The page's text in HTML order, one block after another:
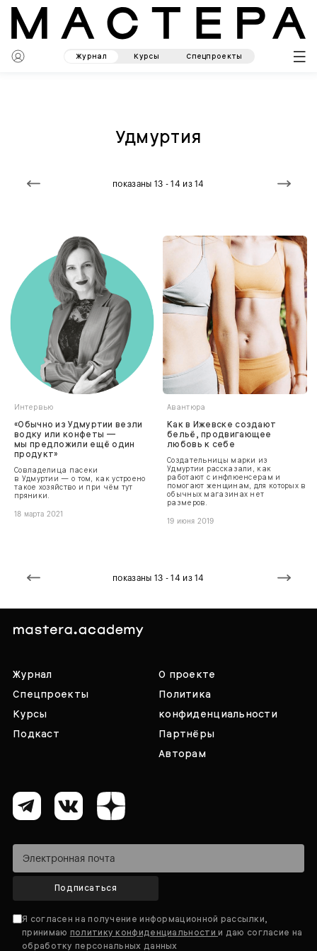
Журнал Курсы Спецпроекты
Удмуртия
показаны 13 - 14 из 14
Интервью
«Обычно из Удмуртии везли
водку или конфеты —
мы предложили ещё один
продукт»
Совладелица пасеки
в Удмуртии — о том, как устроено
такое хозяйство и при чём тут
пряники.
18 марта 2021
Авантюра
Как в Ижевске создают
бельё, продвигающее
любовь к себе
Создательницы марки из
Удмуртии рассказали, как
работают с инфлюенсерам и
помогают женщинам, для которых в
обычных магазинах нет
размеров.
19 июня 2019
показаны 13 - 14 из 14
Журнал
Спецпроекты
Курсы
Подкаст
О проекте
Политика
конфиденциальности
Партнёры
Авторам
Подписаться
Я согласен на получение информационной рассылки,
принимаю политику конфиденциальностии даю согласие на
обработку персональных данных